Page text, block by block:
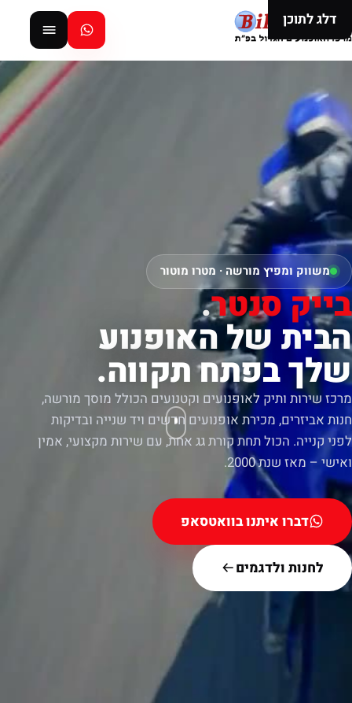
דלג לתוכן
משווק ומפיץ מורשה · מטרו מוטור
בייק סנטר.
הבית של האופנוע
שלך בפתח תקווה.
מרכז שירות ותיק לאופנועים וקטנועים הכולל מוסך מורשה,
חנות אביזרים, מכירת אופנועים חדשים ויד שנייה ובדיקות
לפני קנייה. הכול תחת קורת גג אחת, עם שירות מקצועי, אמין
ואישי – מאז שנת 2000.
דברו איתנו בוואטסאפ
לחנות ולדגמים